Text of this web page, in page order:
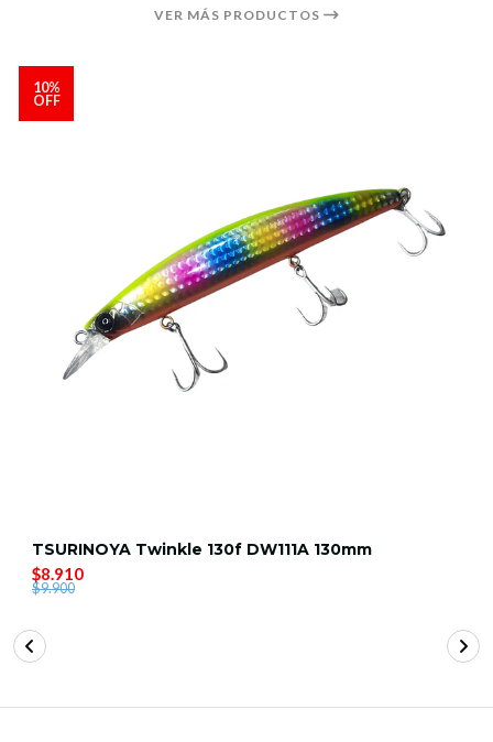
VER MÁS PRODUCTOS
10%
OFF
TSURINOYA Twinkle 130f DW111A 130mm
$8.910
$9.900